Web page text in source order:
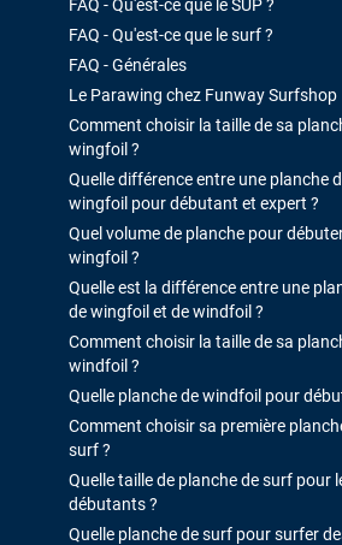
FAQ - Qu'est-ce que le SUP ?
FAQ - Qu'est-ce que le surf ?
FAQ - Générales
Le Parawing chez Funway Surfshop
Comment choisir la taille de sa
wingfoil ?
Quelle différence entre une planche
wingfoil pour débutant et expert ?
Quel volume de planche pour
wingfoil ?
Quelle est la différence entre une
de wingfoil et de windfoil ?
Comment choisir la taille de sa
windfoil ?
Quelle planche de windfoil pour
Comment choisir sa première
surf ?
Quelle taille de planche de surf pour
débutants ?
Quelle planche de surf pour surfer